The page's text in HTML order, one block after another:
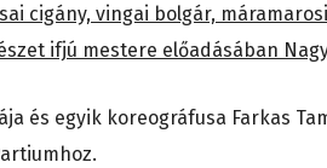
cigány, vingai bolgár,
ifjú mestere előadásában
és egyik koreográfusa Farkas